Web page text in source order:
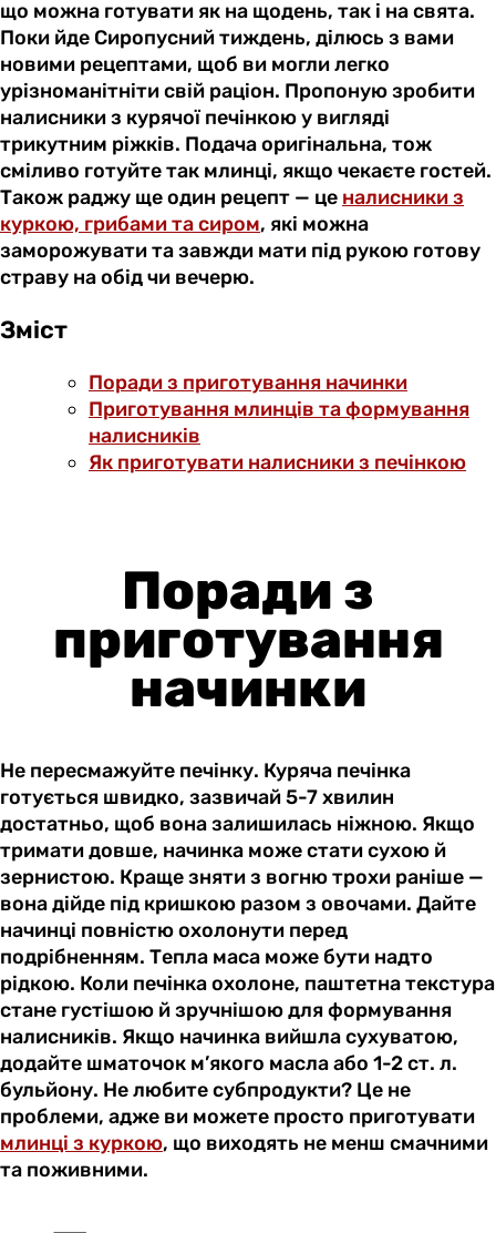
що можна готувати як на щодень, так і на свята.
Поки йде Сиропусний тиждень, ділюсь з вами
новими рецептами, щоб ви могли легко
урізноманітніти свій раціон. Пропоную зробити
налисники з курячої печінкою у вигляді
трикутним ріжків. Подача оригінальна, тож
сміливо готуйте так млинці, якщо чекаєте гостей.
Також раджу ще один рецепт — це налисники з
куркою, грибами та сиром, які можна
заморожувати та завжди мати під рукою готову
страву на обід чи вечерю.
Зміст
Поради з приготування начинки
Приготування млинців та формування
налисників
Як приготувати налисники з печінкою
Поради з
приготування
начинки
Не пересмажуйте печінку. Куряча печінка
готується швидко, зазвичай 5-7 хвилин
достатньо, щоб вона залишилась ніжною. Якщо
тримати довше, начинка може стати сухою й
зернистою. Краще зняти з вогню трохи раніше —
вона дійде під кришкою разом з овочами. Дайте
начинці повністю охолонути перед
подрібненням. Тепла маса може бути надто
рідкою. Коли печінка охолоне, паштетна текстура
стане густішою й зручнішою для формування
налисників. Якщо начинка вийшла сухуватою,
додайте шматочок м’якого масла або 1-2 ст. л.
бульйону. Не любите субпродукти? Це не
проблеми, адже ви можете просто приготувати
млинці з куркою, що виходять не менш смачними
та поживними.